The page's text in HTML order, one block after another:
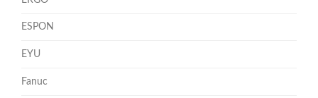
ESPON
EYU
Fanuc